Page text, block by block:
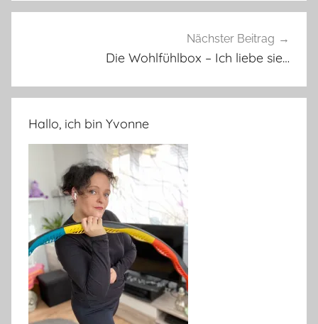
Nächster Beitrag
Die Wohlfühlbox – Ich liebe sie…
Hallo, ich bin Yvonne